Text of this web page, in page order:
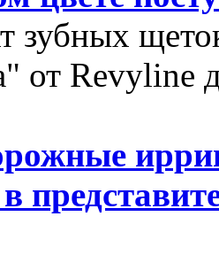
зубных
от Revyline